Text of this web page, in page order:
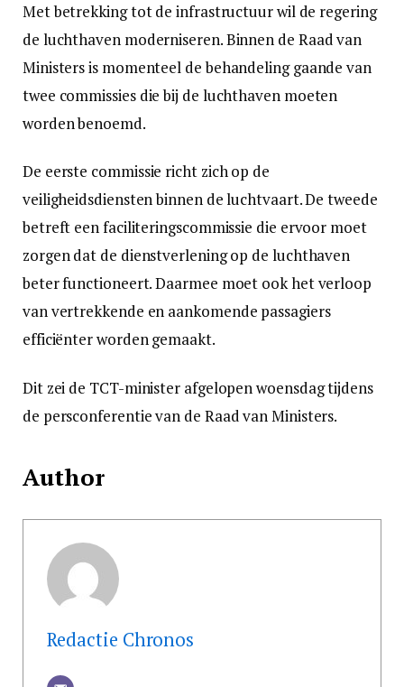
Met betrekking tot de infrastructuur wil de regering
de luchthaven moderniseren. Binnen de Raad van
Ministers is momenteel de behandeling gaande van
twee commissies die bij de luchthaven moeten
worden benoemd.
De eerste commissie richt zich op de
veiligheidsdiensten binnen de luchtvaart. De tweede
betreft een faciliteringscommissie die ervoor moet
zorgen dat de dienstverlening op de luchthaven
beter functioneert. Daarmee moet ook het verloop
van vertrekkende en aankomende passagiers
efficiënter worden gemaakt.
Dit zei de TCT-minister afgelopen woensdag tijdens
de persconferentie van de Raad van Ministers.
Author
Redactie Chronos